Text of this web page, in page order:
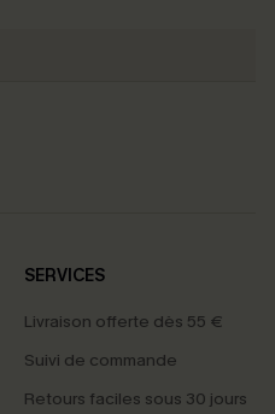
SERVICES
Livraison offerte dès 55 €
Suivi de commande
Retours faciles sous 30 jours